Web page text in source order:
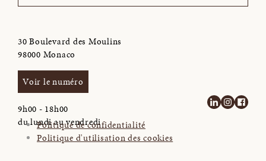
30 Boulevard des Moulins
98000 Monaco
Voir le numéro
9h00 - 18h00
du lundi au vendredi
Politique de confidentialité
Politique d'utilisation des cookies